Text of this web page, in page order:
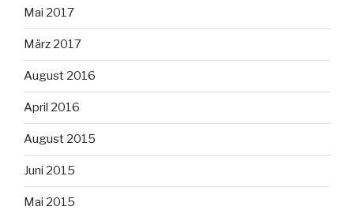
Mai 2017
März 2017
August 2016
April 2016
August 2015
Juni 2015
Mai 2015